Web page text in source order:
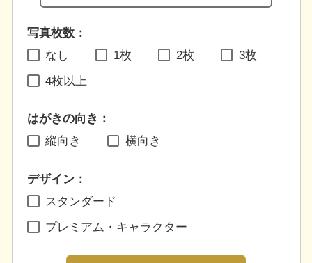
写真枚数：
なし
1枚 2枚 3枚
4枚以上
はがきの向き：
縦向き
横向き
デザイン：
スタンダード
プレミアム・キャラクター